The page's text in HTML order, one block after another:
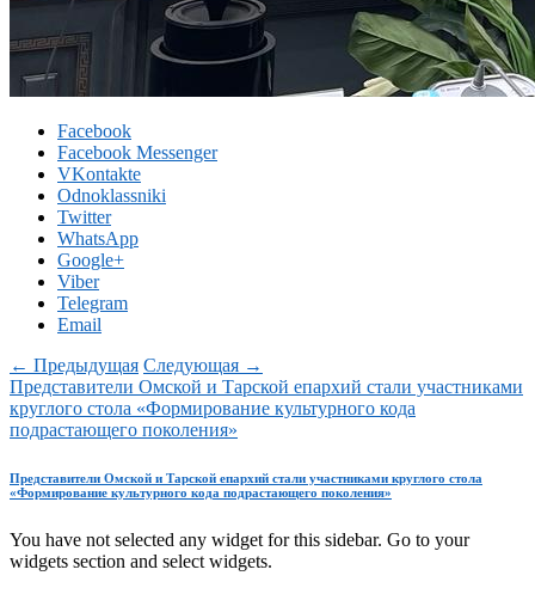
Facebook
Facebook Messenger
VKontakte
Odnoklassniki
Twitter
WhatsApp
Google+
Viber
Telegram
Email
← Предыдущая Следующая →
Представители Омской и Тарской епархий стали участниками
круглого стола «Формирование культурного кода
подрастающего поколения»
Представители Омской и Тарской епархий стали участниками круглого стола
«Формирование культурного кода подрастающего поколения»
You have not selected any widget for this sidebar. Go to your
widgets section and select widgets.